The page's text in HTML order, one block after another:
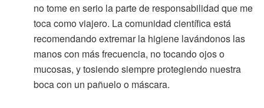
no tome en serio la parte de responsabilidad que me
toca como viajero. La comunidad científica está
recomendando extremar la higiene lavándonos las
manos con más frecuencia, no tocando ojos o
mucosas, y tosiendo siempre protegiendo nuestra
boca con un pañuelo o máscara.